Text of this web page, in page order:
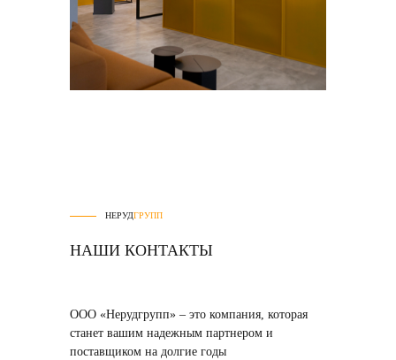
НЕРУДГРУПП
НАШИ КОНТАКТЫ
ООО «Нерудгрупп» – это компания, которая
станет вашим надежным партнером и
поставщиком на долгие годы